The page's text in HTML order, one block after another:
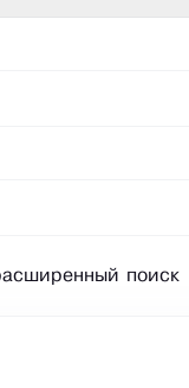
поиск